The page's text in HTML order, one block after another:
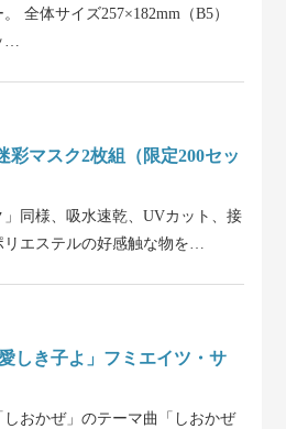
全体サイズ257×182mm（B5）
…
彩マスク2枚組（限定200セッ
同様、吸水速乾、UVカット、接
リエステルの好感触な物を…
しき子よ」フミエイツ・サ
おかぜ」のテーマ曲「しおかぜ